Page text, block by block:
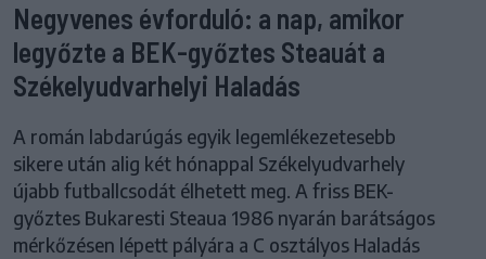
Negyvenes évforduló: a nap, amikor
legyőzte a BEK-győztes Steauát a
Székelyudvarhelyi Haladás
A román labdarúgás egyik legemlékezetesebb
sikere után alig két hónappal Székelyudvarhely
újabb futballcsodát élhetett meg. A friss BEK-
győztes Bukaresti Steaua 1986 nyarán barátságos
mérkőzésen lépett pályára a C osztályos Haladás